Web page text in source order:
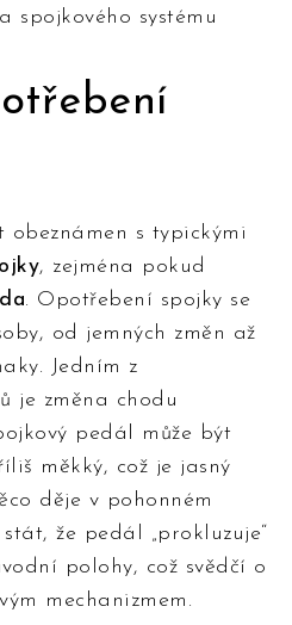
spojkového systému
s typickými
, zejména pokud
. Opotřebení spojky se
od jemných změn až
Jedním z
je změna chodu
pedál může být
měkký, což je jasný
děje v pohonném
že pedál „prokluzuje“
polohy, což svědčí o
mechanizmem.